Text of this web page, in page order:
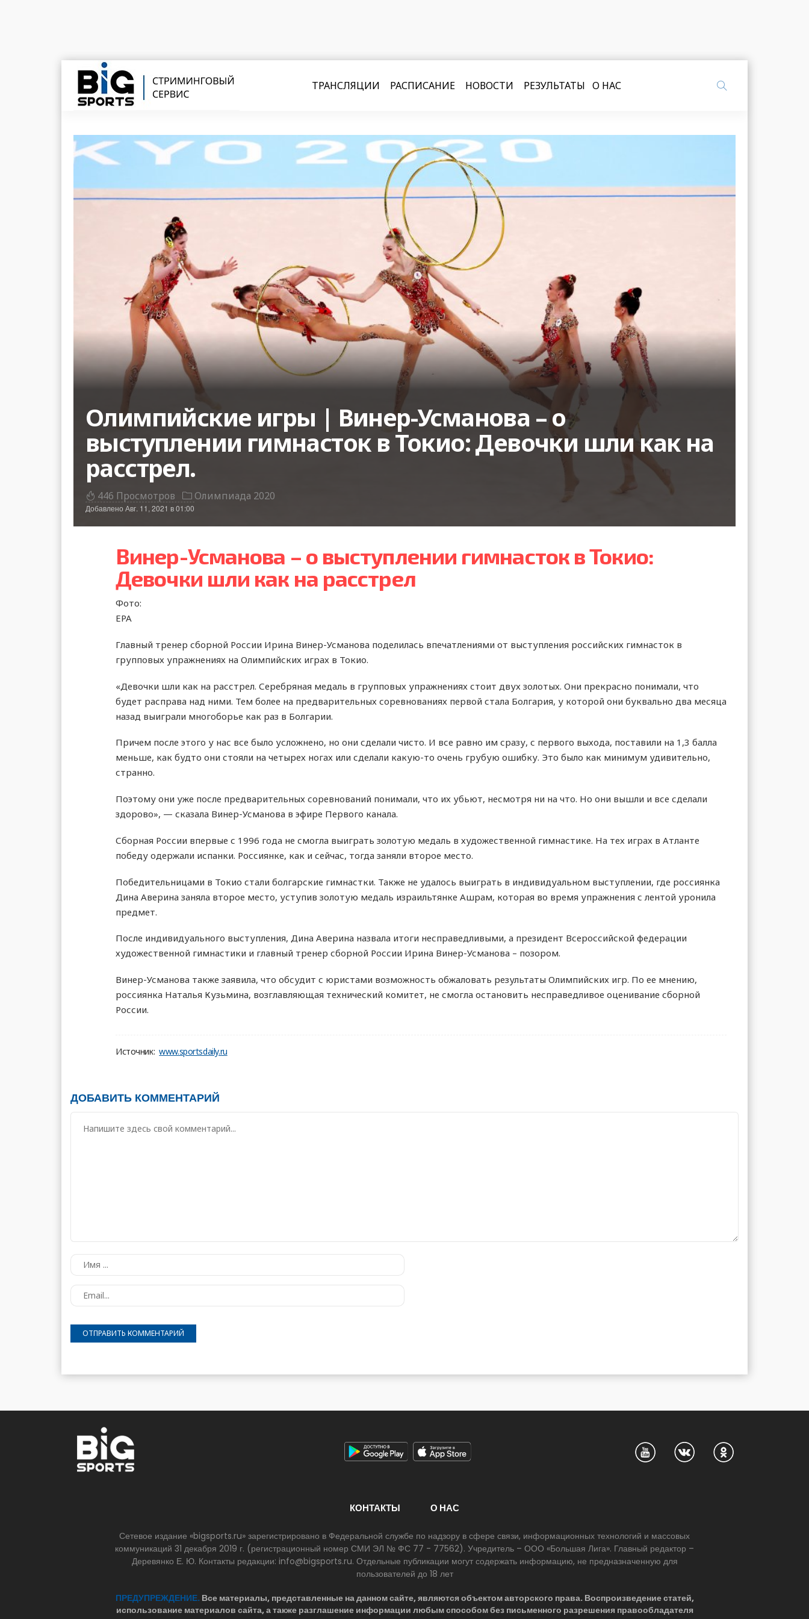
ТРАНСЛЯЦИИ РАСПИСАНИЕ НОВОСТИ РЕЗУЛЬТАТЫ О НАС
Олимпийские игры | Винер-Усманова – о
выступлении гимнасток в Токио: Девочки шли как на
расстрел.
446 Просмотров Олимпиада 2020
Добавлено Авг. 11, 2021 в 01:00
Винер-Усманова – о выступлении гимнасток в Токио:
Девочки шли как на расстрел
Фото:
EPA
Главный тренер сборной России Ирина Винер-Усманова поделилась впечатлениями от выступления российских гимнасток в
групповых упражнениях на Олимпийских играх в Токио.
«Девочки шли как на расстрел. Серебряная медаль в групповых упражнениях стоит двух золотых. Они прекрасно понимали, что
будет расправа над ними. Тем более на предварительных соревнованиях первой стала Болгария, у которой они буквально два месяца
назад выиграли многоборье как раз в Болгарии.
Причем после этого у нас все было усложнено, но они сделали чисто. И все равно им сразу, с первого выхода, поставили на 1,3 балла
меньше, как будто они стояли на четырех ногах или сделали какую-то очень грубую ошибку. Это было как минимум удивительно,
странно.
Поэтому они уже после предварительных соревнований понимали, что их убьют, несмотря ни на что. Но они вышли и все сделали
здорово», — сказала Винер-Усманова в эфире Первого канала.
Сборная России впервые с 1996 года не смогла выиграть золотую медаль в художественной гимнастике. На тех играх в Атланте
победу одержали испанки. Россиянке, как и сейчас, тогда заняли второе место.
Победительницами в Токио стали болгарские гимнастки. Также не удалось выиграть в индивидуальном выступлении, где россиянка
Дина Аверина заняла второе место, уступив золотую медаль израильтянке Ашрам, которая во время упражнения с лентой уронила
предмет.
После индивидуального выступления, Дина Аверина назвала итоги несправедливыми, а президент Всероссийской федерации
художественной гимнастики и главный тренер сборной России Ирина Винер-Усманова – позором.
Винер-Усманова также заявила, что обсудит с юристами возможность обжаловать результаты Олимпийских игр. По ее мнению,
россиянка Наталья Кузьмина, возглавляющая технический комитет, не смогла остановить несправедливое оценивание сборной
России.
Источник: www.sportsdaily.ru
ДОБАВИТЬ КОММЕНТАРИЙ
КОНТАКТЫ О НАС
Сетевое издание «bigsports.ru» зарегистрировано в Федеральной службе по надзору в сфере связи, информационных технологий и массовых
коммуникаций 31 декабря 2019 г. (регистрационный номер СМИ ЭЛ № ФС 77 - 77562). Учредитель – ООО «Большая Лига». Главный редактор –
Деревянко Е. Ю. Контакты редакции: info@bigsports.ru. Отдельные публикации могут содержать информацию, не предназначенную для
пользователей до 18 лет
ПРЕДУПРЕЖДЕНИЕ.Все материалы, представленные на данном сайте, являются объектом авторского права. Воспроизведение статей,
использование материалов сайта, а также разглашение информации любым способом без письменного разрешения правообладателя